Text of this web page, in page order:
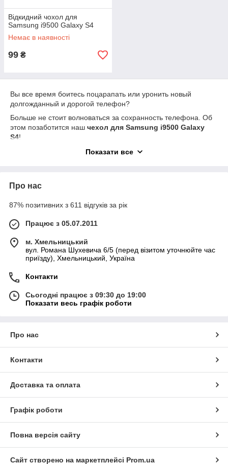
Відкидний чохол для
Samsung i9500 Galaxy S4
Немає в наявності
99 ₴
Вы все время боитесь поцарапать или уронить новый
долгожданный и дорогой телефон?
Больше не стоит волноваться за сохранность телефона. Об
этом позаботится наш чехол для Samsung i9500 Galaxy
S4!
Здесь Вы можете выбрать себе подходящую именно Вам и
Силиконовый чехол на Samsung i9500 будет актуальным и
имиджа! Он предотвратит повреждения благодаря прочности
Так же он очень удобный в использовании, так как легко и
быстро снимается и надевается на телефон. Цветовая
гамма добавит в Вашу жизнь красок.
Прекрасным решением для сохранности телефона может
Наш асортимент не залишить Вас байдужими!
Показати все
Про нас
87% позитивних з 611 відгуків за рік
Працює з 05.07.2011
м. Хмельницький
вул. Романа Шухевича 6/5 (перед візитом уточнюйте час
приїзду), Хмельницький, Україна
Контакти
Сьогодні працює з 09:30 до 19:00
Показати весь графік роботи
Про нас
Контакти
Доставка та оплата
Графік роботи
Повна версія сайту
Сайт створено на маркетплейсі Prom.ua